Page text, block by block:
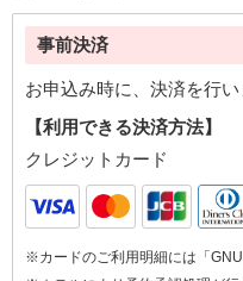
事前決済
お申込み時に、決済を行い
【利用できる決済方法】
クレジットカード
※カードのご利用明細には「GNU